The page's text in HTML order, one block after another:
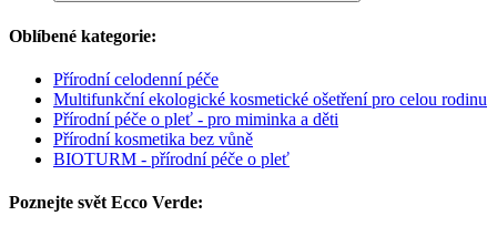
Oblíbené kategorie:
Přírodní celodenní péče
Multifunkční ekologické kosmetické ošetření pro celou rodinu
Přírodní péče o pleť - pro miminka a děti
Přírodní kosmetika bez vůně
BIOTURM - přírodní péče o pleť
Poznejte svět Ecco Verde: